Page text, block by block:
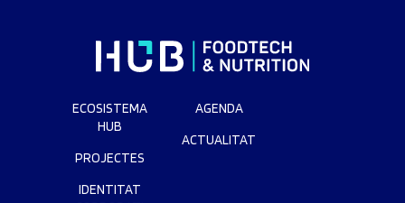
ECOSISTEMA
HUB
PROJECTES
IDENTITAT
AGENDA
ACTUALITAT